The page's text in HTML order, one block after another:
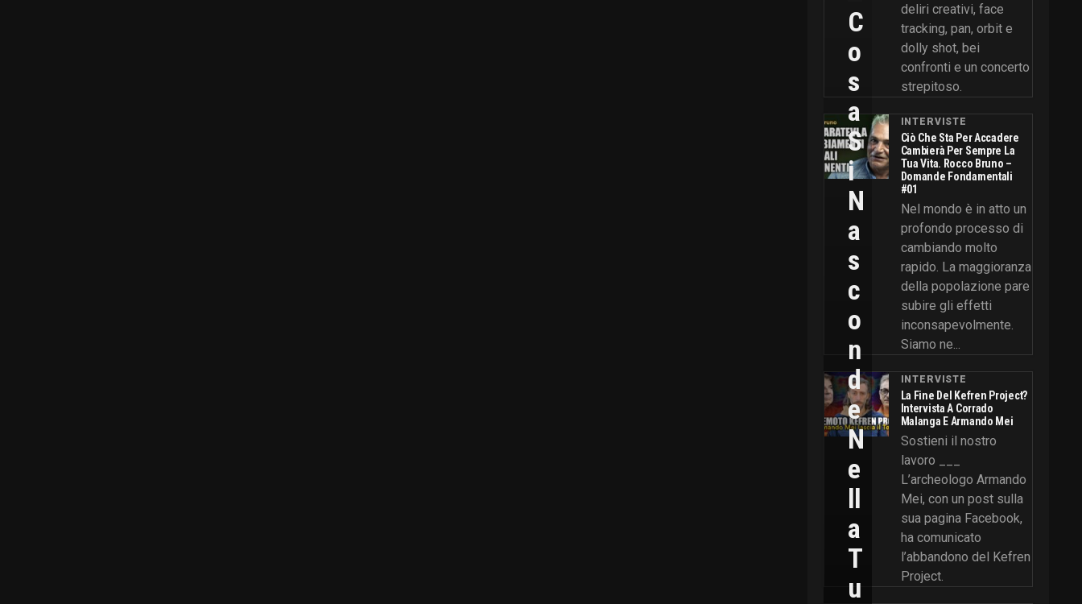
deliri creativi, face
tracking, pan, orbit e
dolly shot, bei
confronti e un concerto
strepitoso.
INTERVISTE
Ciò Che Sta Per Accadere
Cambierà Per Sempre La
Tua Vita. Rocco Bruno –
Domande Fondamentali
#01
Nel mondo è in atto un
profondo processo di
cambiando molto
rapido. La maggioranza
della popolazione pare
subire gli effetti
inconsapevolmente.
Siamo ne...
INTERVISTE
La Fine Del Kefren Project?
Intervista A Corrado
Malanga E Armando Mei
Sostieni il nostro
lavoro ___
L’archeologo Armando
Mei, con un post sulla
sua pagina Facebook,
ha comunicato
l’abbandono del Kefren
Project.
C
O
S
A
S
I
N
A
S
C
O
N
D
E
N
E
Ll
A
T
U